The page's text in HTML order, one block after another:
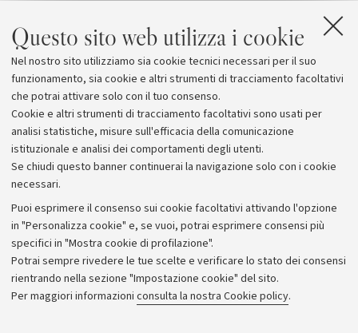
Questo sito web utilizza i cookie
Nel nostro sito utilizziamo sia cookie tecnici necessari per il suo
funzionamento, sia cookie e altri strumenti di tracciamento facoltativi
che potrai attivare solo con il tuo consenso.
Cookie e altri strumenti di tracciamento facoltativi sono usati per
analisi statistiche, misure sull'efficacia della comunicazione
istituzionale e analisi dei comportamenti degli utenti.
Se chiudi questo banner continuerai la navigazione solo con i cookie
necessari.
Puoi esprimere il consenso sui cookie facoltativi attivando l'opzione
in "Personalizza cookie" e, se vuoi, potrai esprimere consensi più
specifici in "Mostra cookie di profilazione".
Potrai sempre rivedere le tue scelte e verificare lo stato dei consensi
rientrando nella sezione "Impostazione cookie" del sito.
Per maggiori informazioni consulta la nostra Cookie policy.
Incontri Novità editoriali
Vai all'archivio
Archivio
Comunicati stampa
Redazione
Rassegna stampa